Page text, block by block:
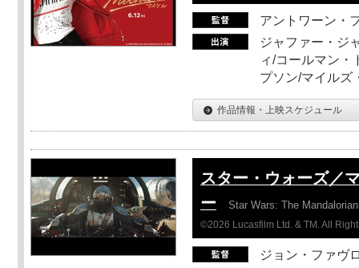
アントワーン・
ジャファー・ジ
ィ/コールマン・
プソン/マイルズ
作品情報・上映スケジュール
スター・ウォーズ／
ー
Star Wars: The
©2026 Lucasfilm Ltd. & TM. All
ジョン・ファヴ